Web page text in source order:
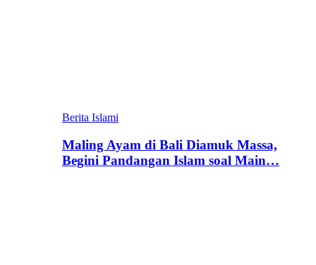
Berita Islami
Maling Ayam di Bali Diamuk Massa,
Begini Pandangan Islam soal Main…